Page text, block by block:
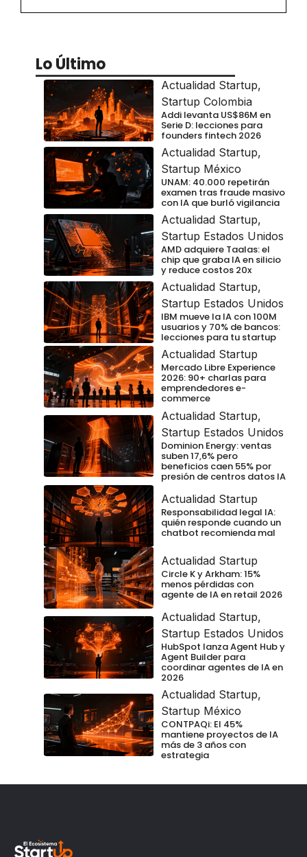
Lo Último
Actualidad Startup,
Startup Colombia
Addi levanta US$86M en
Serie D: lecciones para
founders fintech 2026
Actualidad Startup,
Startup México
UNAM: 40.000 repetirán
examen tras fraude masivo
con IA que burló vigilancia
Actualidad Startup,
Startup Estados Unidos
AMD adquiere Taalas: el
chip que graba IA en silicio
y reduce costos 20x
Actualidad Startup,
Startup Estados Unidos
IBM mueve la IA con 100M
usuarios y 70% de bancos:
lecciones para tu startup
Actualidad Startup
Mercado Libre Experience
2026: 90+ charlas para
emprendedores e-
commerce
Actualidad Startup,
Startup Estados Unidos
Dominion Energy: ventas
suben 17,6% pero
beneficios caen 55% por
presión de centros datos IA
Actualidad Startup
Responsabilidad legal IA:
quién responde cuando un
chatbot recomienda mal
Actualidad Startup
Circle K y Arkham: 15%
menos pérdidas con
agente de IA en retail 2026
Actualidad Startup,
Startup Estados Unidos
HubSpot lanza Agent Hub y
Agent Builder para
coordinar agentes de IA en
2026
Actualidad Startup,
Startup México
CONTPAQi: El 45%
mantiene proyectos de IA
más de 3 años con
estrategia